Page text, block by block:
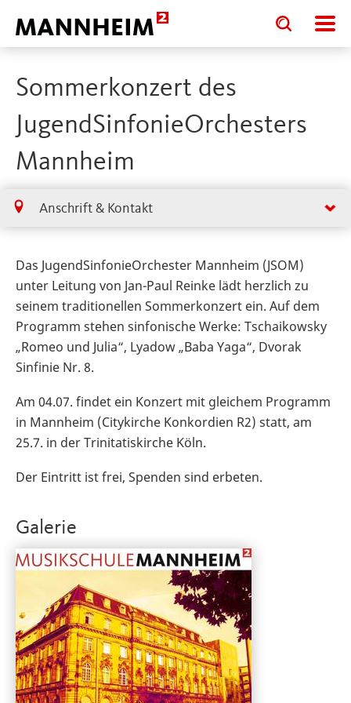
Toggle
search
input
Toggle
search
input
Sommerkonzert des
JugendSinfonieOrchesters
Mannheim
Anschrift & Kontakt
Das JugendSinfonieOrchester Mannheim (JSOM)
unter Leitung von Jan-Paul Reinke lädt herzlich zu
seinem traditionellen Sommerkonzert ein. Auf dem
Programm stehen sinfonische Werke: Tschaikowsky
„Romeo und Julia“, Lyadow „Baba Yaga“, Dvorak
Sinfinie Nr. 8.
Am 04.07. findet ein Konzert mit gleichem Programm
in Mannheim (Citykirche Konkordien R2) statt, am
25.7. in der Trinitatiskirche Köln.
Der Eintritt ist frei, Spenden sind erbeten.
Galerie